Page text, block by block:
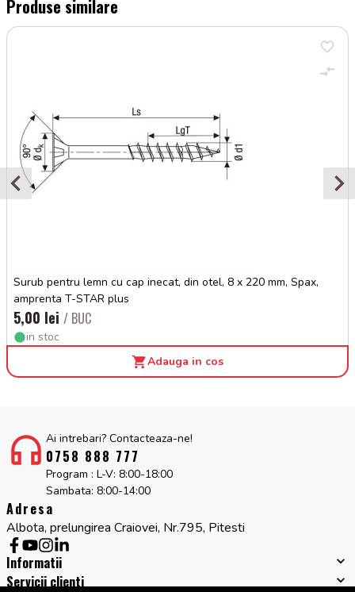
Produse similare
Surub pentru lemn cu cap inecat, din otel, 8 x 220 mm, Spax,
amprenta T-STAR plus
5,00 lei / BUC
in stoc
Adauga in cos
Ai intrebari? Contacteaza-ne!
0758 888 777
Program : L-V: 8:00-18:00
Sambata: 8:00-14:00
Adresa
Albota, prelungirea Craiovei, Nr.795, Pitesti
Informatii
Servicii clienti